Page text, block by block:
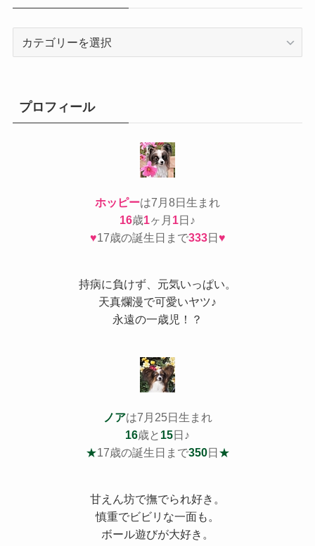
ープロフィール
ホッピーは7月8日生まれ
16歳1ヶ月 1日♪
♥17歳の誕生日まで333日♥
持病に負けず、元気いっぱい。
天真爛漫で可愛いヤツ♪
永遠の一歳児！？
ノアは7月25日生まれ
16歳と 15日♪
★17歳の誕生日まで350日 ★
甘えん坊で撫でられ好き。
慎重でビビリな一面も。
ボール遊びが大好き。